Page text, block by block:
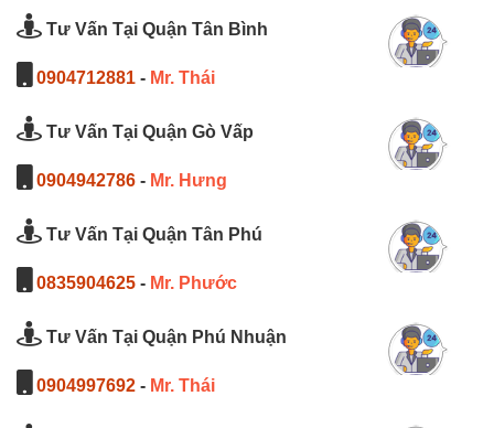
Tư Vấn Tại Quận Tân Bình
0904712881 - Mr. Thái
Tư Vấn Tại Quận Gò Vấp
0904942786 - Mr. Hưng
Tư Vấn Tại Quận Tân Phú
0835904625 - Mr. Phước
Tư Vấn Tại Quận Phú Nhuận
0904997692 - Mr. Thái